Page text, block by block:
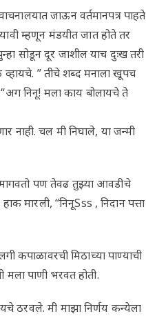
जाऊन वर्तमानपत्र पाहते
म्हणून मंडयीत जात होते तर
सोडून दूर जाशील याच दुःख तरी
” तीचे शब्द मनाला खूपच
निनू! मला काय बोलायचे ते
नाही. चल मी निघाले, या जन्मी
मागवतो पण तेवढ तुझ्या आवडीचे
मारली, “निनूSss , निदान पत्ता
कपाळावरची मिठाच्या पाण्याची
मला पाणी भरवत होती.
ठरवले. मी माझा निर्णय कन्येला